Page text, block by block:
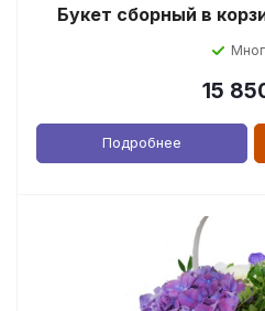
Букет сборный в
15
Подробнее